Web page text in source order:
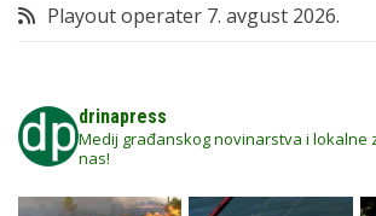
Playout operater 7. avgust 2026.
drinapress
Medij građanskog novinarstva i lokalne
nas!